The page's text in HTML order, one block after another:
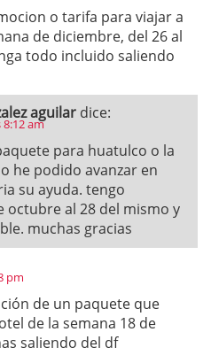
o tarifa para viajar a
de diciembre, del 26 al
todo incluido saliendo
aguilar dice:
8:12 am
para huatulco o la
he podido avanzar en
su ayuda. tengo
octubre al 28 del mismo y
muchas gracias
pm
de un paquete que
de la semana 18 de
saliendo del df